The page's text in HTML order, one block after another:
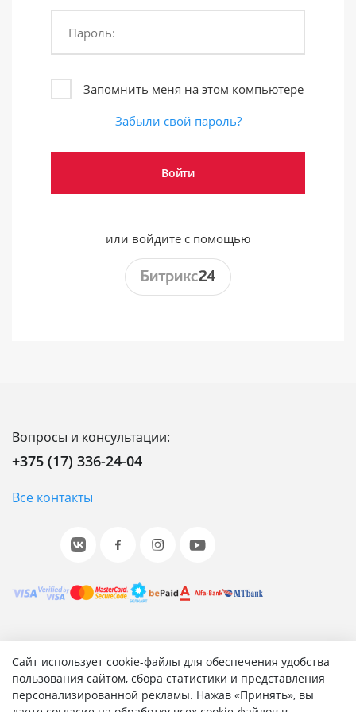
Сайт использует cookie-файлы для обеспечения удобства
пользования сайтом, сбора статистики и представления
персонализированной рекламы. Нажав «Принять», вы
Пароль:
Запомнить меня на этом компьютере
Забыли свой пароль?
или войдите с помощью
Вопросы и консультации:
+375 (17) 336-24-04
Все контакты
© 2001-2026 «Битрикс», «1С-Битрикс». Работает на 1С-
Битрикс: Управление сайтом.
Согласие на обработку персональных данных